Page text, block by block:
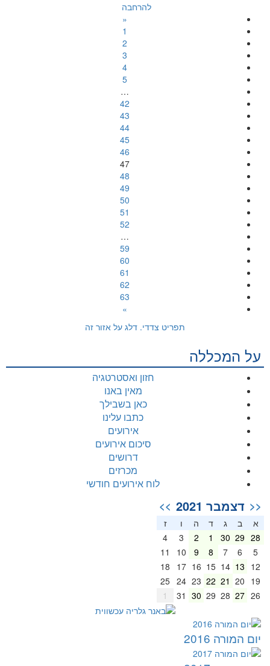
להרחבה
«
1
2
3
4
5
…
42
43
44
45
46
47
48
49
50
51
52
…
59
60
61
62
63
»
תפריט צדדי. דלג על אזור זה
על המכללה
חזון ואסטרטגיה
מאין באנו
כאן בשבילך
כתבו עלינו
אירועים
סיכום אירועים
דרושים
מכרזים
לוח אירועים חודשי
<< דצמבר 2021 >>
א ב ג ד ה
ז
28
29
30
2
3
4
5
6
7
8
9
10
11
12
13
14
15
16
17
18
19
20
21
22
23
24
25
26
27
28
29
30
31
יום המורה 2016